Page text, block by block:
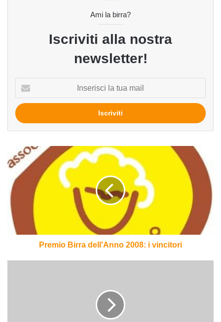
Ami la birra?
Iscriviti alla nostra
newsletter!
tua
mail
Premio
Birra
dell'Anno
2008:
Premio Birra dell'Anno 2008: i vincitori